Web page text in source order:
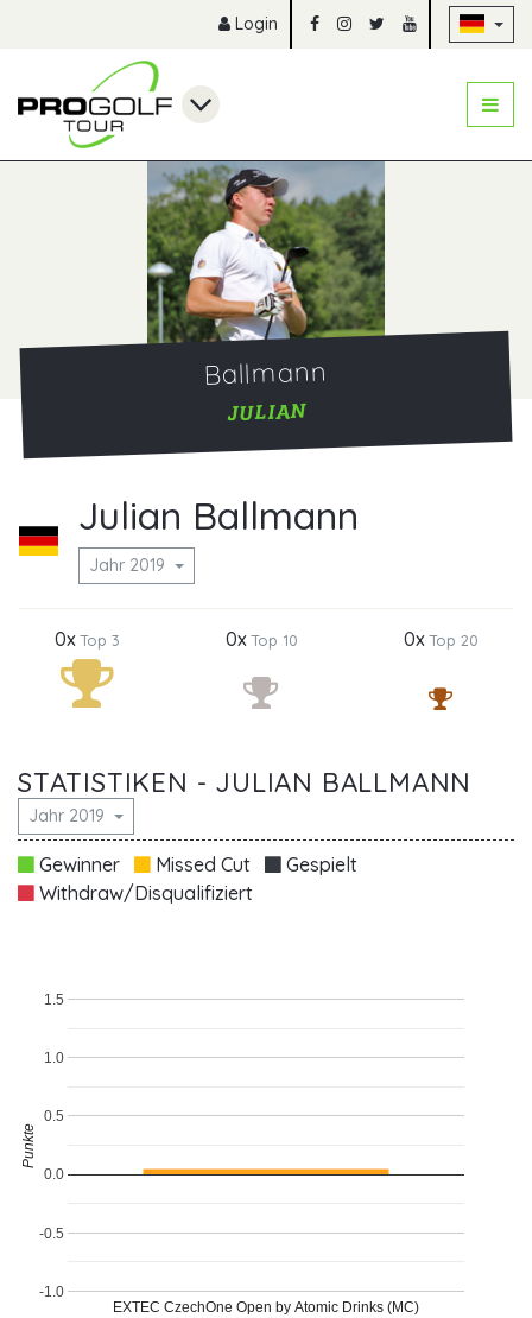
Login
Ballmann
JULIAN
Julian Ballmann
Jahr 2019
0xTop 3 0xTop 10 0xTop 20
STATISTIKEN - JULIAN BALLMANN
Jahr 2019
Gewinner Missed Cut
Gespielt
Withdraw/Disqualifiziert
EXTEC CzechOne Open by Atomic Drinks (MC)
-1.0
-0.5
0.0
0.5
1.0
1.5
Punkte